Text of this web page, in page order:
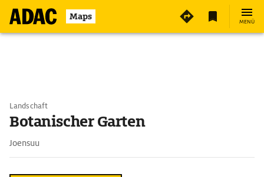
Maps MENÜ
Landschaft
Botanischer Garten
Joensuu